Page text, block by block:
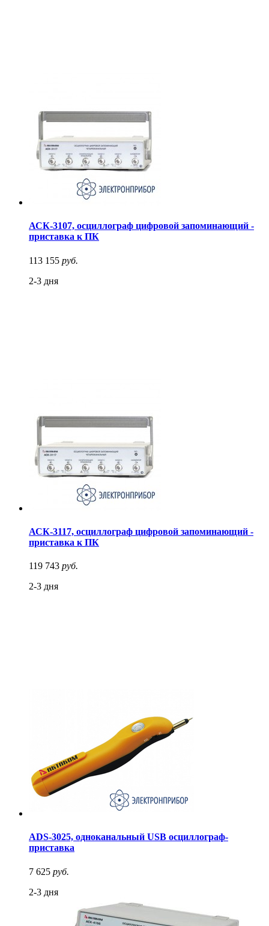
АСК-3107, осциллограф цифровой запоминающий -
приставка к ПК
113 155 руб.
2-3 дня
АСК-3117, осциллограф цифровой запоминающий -
приставка к ПК
119 743 руб.
2-3 дня
ADS-3025, одноканальный USB осциллограф-
приставка
7 625 руб.
2-3 дня